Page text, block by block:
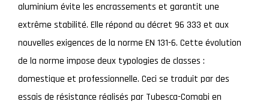
aluminium évite les encrassements et garantit une
extrême stabilité. Elle répond au décret 96 333 et aux
nouvelles exigences de la norme EN 131-6. Cette évolution
de la norme impose deux typologies de classes :
domestique et professionnelle. Ceci se traduit par des
essais de résistance réalisés par Tubesca-Comabi en